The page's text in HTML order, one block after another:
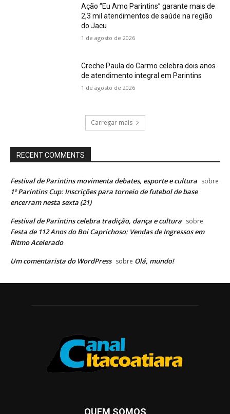
Ação “Eu Amo Parintins” garante mais de
2,3 mil atendimentos de saúde na região
do Jacu
1 de agosto de 2026
Creche Paula do Carmo celebra dois anos
de atendimento integral em Parintins
1 de agosto de 2026
Carregar mais
RECENT COMMENTS
Festival de Parintins movimenta debates, esporte e cultura sobre
1º Parintins Cup: Inscrições para torneio de futebol de base
encerram nesta sexta (21)
Festival de Parintins celebra tradição, dança e cultura sobre
Festa de 112 Anos do Boi Caprichoso: Vendas de Ingressos em
Ritmo Acelerado
Um comentarista do WordPress sobre Olá, mundo!